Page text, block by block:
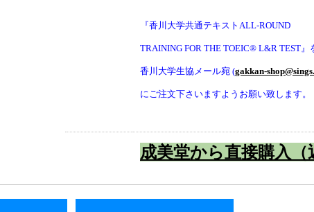
『香川大学共通テキストALL-ROUND
TRAINING FOR THE TOEIC® L&R TEST』
香川大学生協メール宛 (gakkan-
にご注文下さいますようお願い致します。
成美堂から直接購入（